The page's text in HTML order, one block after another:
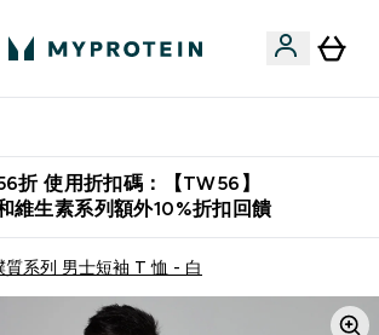
折 使用折扣碼：【TW56】
維生素系列額外10%折扣回饋
質系列 男士短袖 T 恤 - 白